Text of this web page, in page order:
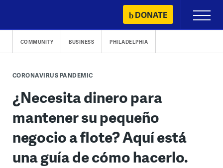
content
DONATE
Primary
Menu
COMMUNITY BUSINESS PHILADELPHIA
CORONAVIRUS PANDEMIC
¿Necesita dinero para
mantener su pequeño
negocio a flote? Aquí está
una guía de cómo hacerlo.